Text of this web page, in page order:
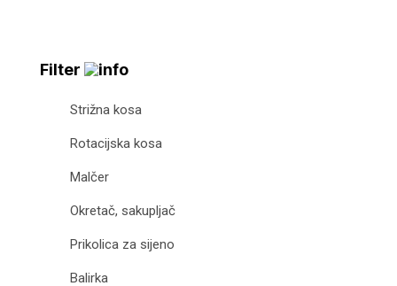
Filter
Strižna kosa
Rotacijska kosa
Malčer
Okretač, sakupljač
Prikolica za sijeno
Balirka